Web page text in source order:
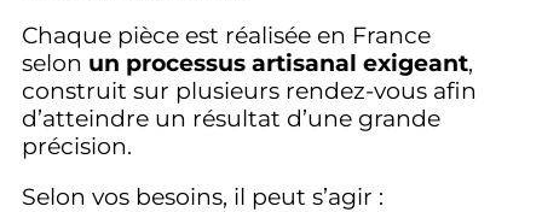
Chaque pièce est réalisée en France
selon un processus artisanal exigeant,
construit sur plusieurs rendez-vous afin
d’atteindre un résultat d’une grande
précision.
Selon vos besoins, il peut s’agir :